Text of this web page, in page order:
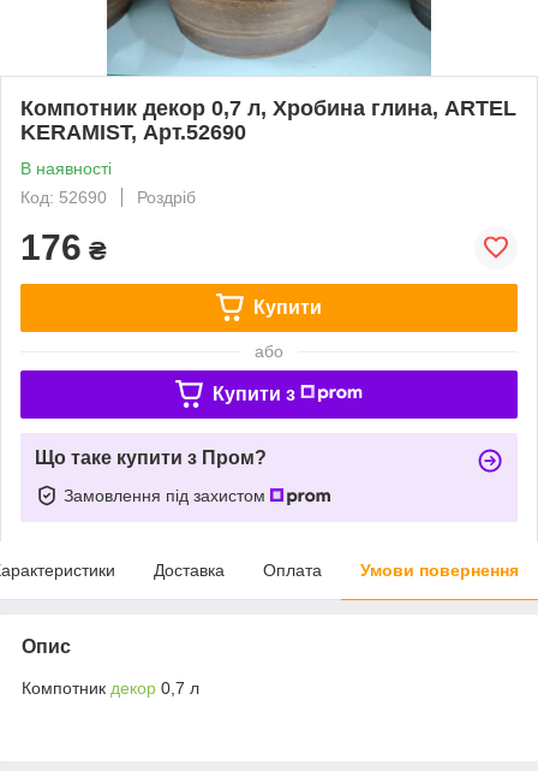
Компотник декор 0,7 л, Хробина глина, ARTEL
KERAMIST, Арт.52690
В наявності
Код: 52690
Роздріб
176 ₴
Купити
або
Купити з
Що таке купити з Пром?
Замовлення під захистом
Доставка Оплата Умови повернення
Опис
Компотник декор 0,7 л